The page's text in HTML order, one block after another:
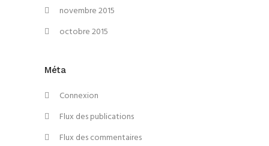
novembre 2015
octobre 2015
Méta
Connexion
Flux des publications
Flux des commentaires